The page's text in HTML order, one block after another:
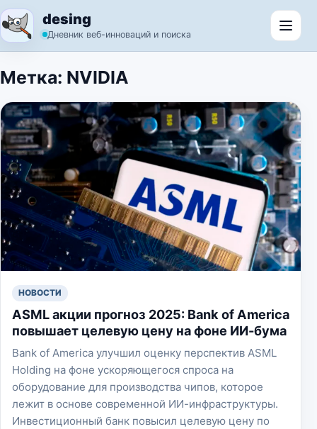
Перейти к содержимому
desing
Дневник веб-инноваций и поиска
Метка: NVIDIA
НОВОСТИ
ASML акции прогноз 2025: Bank of America
повышает целевую цену на фоне ИИ-бума
Bank of America улучшил оценку перспектив ASML
Holding на фоне ускоряющегося спроса на
оборудование для производства чипов, которое
лежит в основе современной ИИ-инфраструктуры.
Инвестиционный банк повысил целевую цену по